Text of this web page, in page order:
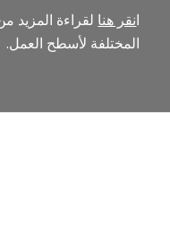
انقر هنا لقراءة المزيد
المختلفة لأسطح العمل.